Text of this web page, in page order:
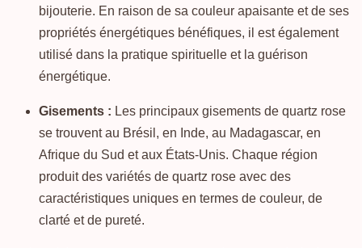
bijouterie. En raison de sa couleur apaisante et de ses
propriétés énergétiques bénéfiques, il est également
utilisé dans la pratique spirituelle et la guérison
énergétique.
Gisements : Les principaux gisements de quartz rose
se trouvent au Brésil, en Inde, au Madagascar, en
Afrique du Sud et aux États-Unis. Chaque région
produit des variétés de quartz rose avec des
caractéristiques uniques en termes de couleur, de
clarté et de pureté.